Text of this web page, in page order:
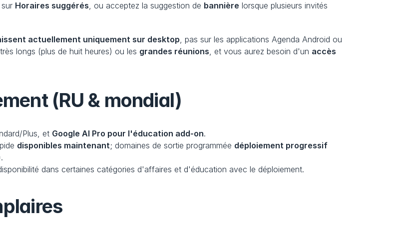
Horaires suggérés, ou acceptez la suggestion de bannière lorsque plusieurs invités
actuellement uniquement sur desktop, pas sur les applications Agenda Android ou
longs (plus de huit heures) ou les grandes réunions, et vous aurez besoin d'un accès
(RU & mondial)
Plus, et Google AI Pro pour l'éducation add-on.
disponibles maintenant; domaines de sortie programmée déploiement progressif
dans certaines catégories d'affaires et d'éducation avec le déploiement.